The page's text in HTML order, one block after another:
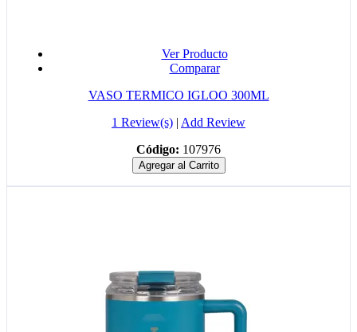
Ver Producto
Comparar
VASO TERMICO IGLOO 300ML
1 Review(s) | Add Review
Código: 107976
Agregar al Carrito